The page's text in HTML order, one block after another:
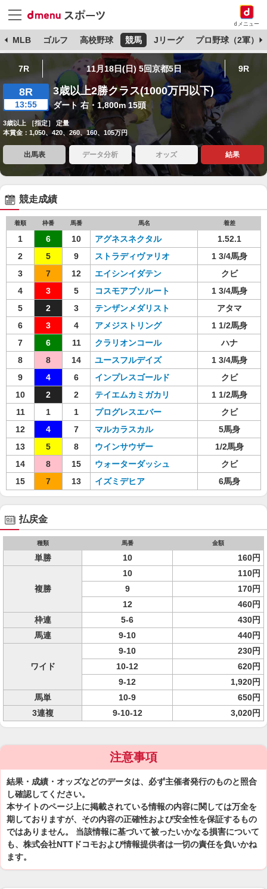
dメニュー
MLB ゴルフ 高校野球 競馬 Jリーグ プロ野球（2軍）
7R 11月18日(日) 5回京都5日 9R
8R
13:55
3歳以上2勝クラス(1000万円以下)
ダート 右・1,800m 15頭
3歳以上 ［指定］ 定量
本賞金：1,050、420、260、160、105万円
出馬表 データ分析 オッズ 結果
競走成績
着順 枠番 馬番 馬名 着差
1 6 10 アグネスネクタル
1.52.1
2
5 9 ストラディヴァリオ
1 3/4馬身
3
7 12 エイシンイダテン
クビ
4
3 5 コスモアブソルート
1 3/4馬身
5
2 3 テンザンメダリスト
アタマ
6
3 4 アメジストリング
1 1/2馬身
7
6 11 クラリオンコール
ハナ
8
8 14 ユースフルデイズ
1 3/4馬身
9
4 6 インプレスゴールド
クビ
10
2 2 テイエムカミガカリ
1 1/2馬身
11
1 1 プログレスエバー
クビ
12
4 7 マルカラスカル
5馬身
13
5 8 ウインサウザー
1/2馬身
14
8 15 ウォーターダッシュ
クビ
15
7 13 イズミデヒア 6馬身
払戻金
種類 馬番 金額
単勝 10 160円
複勝
10
110円
9
170円
12
460円
枠連
5-6
430円
馬連
9-10 440円
ワイド
9-10
230円
10-12
620円
9-12
1,920円
馬単
10-9
650円
3連複
9-10-12 3,020円
注意事項
結果・成績・オッズなどのデータは、必ず主催者発行のものと照合
し確認してください。
本サイトのページ上に掲載されている情報の内容に関しては万全を
期しておりますが、その内容の正確性および安全性を保証するもの
ではありません。 当該情報に基づいて被ったいかなる損害について
も、株式会社NTTドコモおよび情報提供者は一切の責任を負いかね
ます。